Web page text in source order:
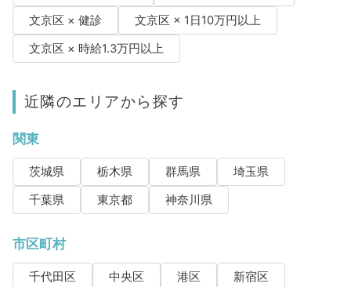
文京区 × 健診
文京区 × 1日10万円以上
文京区 × 時給1.3万円以上
近隣のエリアから探す
関東
茨城県 栃木県 群馬県
埼玉県
千葉県
東京都 神奈川県
市区町村
千代田区 中央区 港区
新宿区